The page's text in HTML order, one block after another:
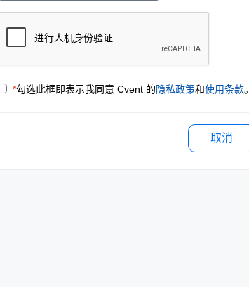
*勾选此框即表示我同意 Cvent 的隐私政策和使用条款。
取消